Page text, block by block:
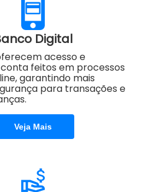
Digital
acesso e
feitos em processos
garantindo mais
para transações e
Veja Mais